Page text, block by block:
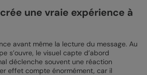
une vraie expérience à
avant même la lecture du message. Au
s’ouvre, le visuel capte d’abord
déclenche souvent une réaction
effet compte énormément, car il